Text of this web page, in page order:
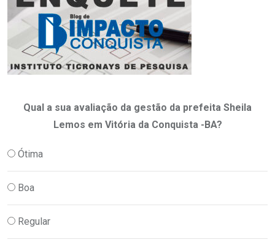
Qual a sua avaliação da gestão da prefeita Sheila
Lemos em Vitória da Conquista -BA?
Ótima
Boa
Regular